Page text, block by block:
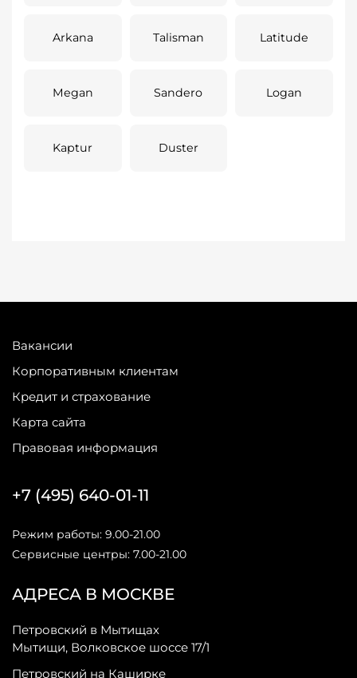
Arkana Talisman Latitude
Megan Sandero Logan
Kaptur Duster
Вакансии
Корпоративным клиентам
Кредит и страхование
Карта сайта
Правовая информация
АДРЕСА В МОСКВЕ
Петровский в Мытищах
Мытищи, Волковское шоссе 17/1
Петровский на Каширке
+7 (495) 640-01-11
Режим работы: 9.00-21.00
Сервисные центры: 7.00-21.00